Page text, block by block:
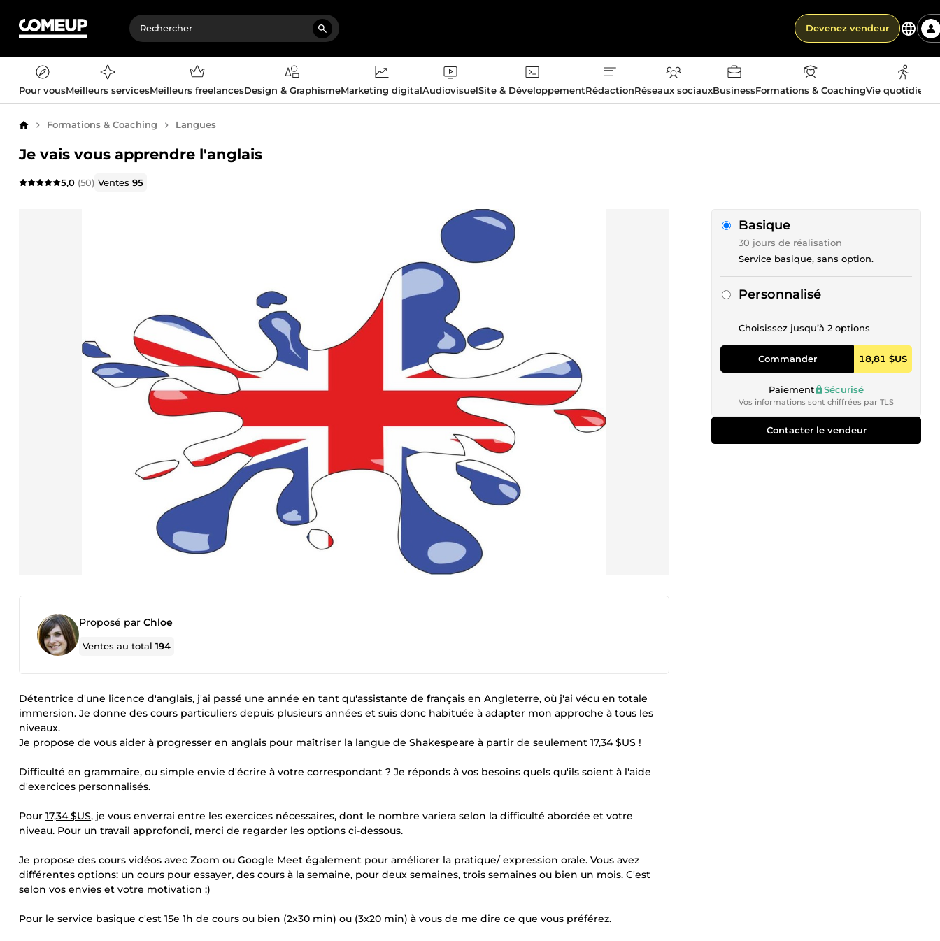
Devenez vendeur
Pour vousMeilleurs servicesMeilleurs freelancesDesign & GraphismeMarketing digitalAudiovisuelSite & DéveloppementRédactionRéseaux sociauxBusinessFormations & CoachingVie
AccueilFormations & Coaching Langues
Je vais vous apprendre l'anglais
5,0 (50) Ventes95
Proposé par Chloe
Ventes au total194
Détentrice d'une licence d'anglais, j'ai passé une année en tant qu'assistante de français en Angleterre, où j'ai vécu en totale
immersion. Je donne des cours particuliers depuis plusieurs années et suis donc habituée à adapter mon approche à tous les
niveaux.
Je propose de vous aider à progresser en anglais pour maîtriser la langue de Shakespeare à partir de seulement 17,34 $US !
Difficulté en grammaire, ou simple envie d'écrire à votre correspondant ? Je réponds à vos besoins quels qu'ils soient à l'aide
d'exercices personnalisés.
Pour 17,34 $US, je vous enverrai entre les exercices nécessaires, dont le nombre variera selon la difficulté abordée et votre
niveau. Pour un travail approfondi, merci de regarder les options ci-dessous.
Je propose des cours vidéos avec Zoom ou Google Meet également pour améliorer la pratique/ expression orale. Vous avez
différentes options: un cours pour essayer, des cours à la semaine, pour deux semaines, trois semaines ou bien un mois. C'est
selon vos envies et votre motivation :)
Pour le service basique c'est 15e 1h de cours ou bien (2x30 min) ou (3x20 min) à vous de me dire ce que vous préférez.
Basique
30 jours de réalisation
Service basique, sans option.
Personnalisé
Choisissez jusqu’à 2 options
Commander 18,81 $US
Paiement Sécurisé
Vos informations sont chiffrées par TLS
Contacter le vendeur